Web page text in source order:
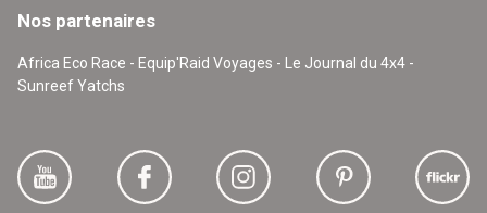
Nos partenaires
Africa Eco Race - Equip'Raid Voyages - Le Journal du 4x4 -
Sunreef Yatchs